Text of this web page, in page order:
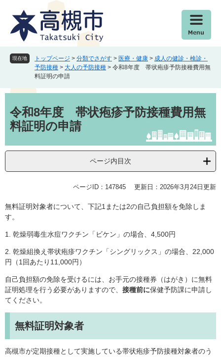
現在地 トップページ > 分類でさがす > 医療・健康 > 成人の健診・検診・
予防接種 > 大人の予防接種 > 令和8年度 帯状疱疹予防接種費用無
料証明の申請
令和8年度 帯状疱疹予防接種費用無
料証明の申請
ページ内目次
ページID：147845 更新日：2026年3月24日更新
無料証明対象者について、下記1または2の自己負担額を免除しま
す。
1. 乾燥弱毒生水痘ワクチン「ビケン」の場合、4,500円
2. 乾燥組換え帯状疱疹ワクチン「シングリックス」の場合、22,000
円（1回あたり11,000円）
自己負担額の免除を受けるには、お手元の接種券（はがき）に無料
証明処理を行う必要がありますので、 接種前に保健予防課に申請し
てください。
無料証明対象者
高槻市が定期接種として実施している帯状疱疹予防接種対象者のう